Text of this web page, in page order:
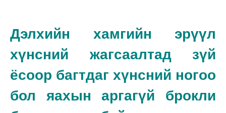
Дэлхийн хамгийн эрүүл
хүнсний жагсаалтад зүй
ёсоор багтдаг хүнсний ногоо
бол яахын аргагүй брокли